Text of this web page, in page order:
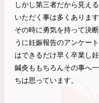
しかし第三者だから見え
いただく事は多くあります
その時に勇気を持って決
うに妊娠報告のアンケー
はできるだけ早く卒業し
鍼灸ももちろんその事へ
ちは思っています。